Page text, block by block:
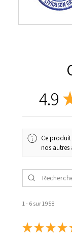
4.9
Ce
nos autres
1 - 6 sur 1 958
★★★★